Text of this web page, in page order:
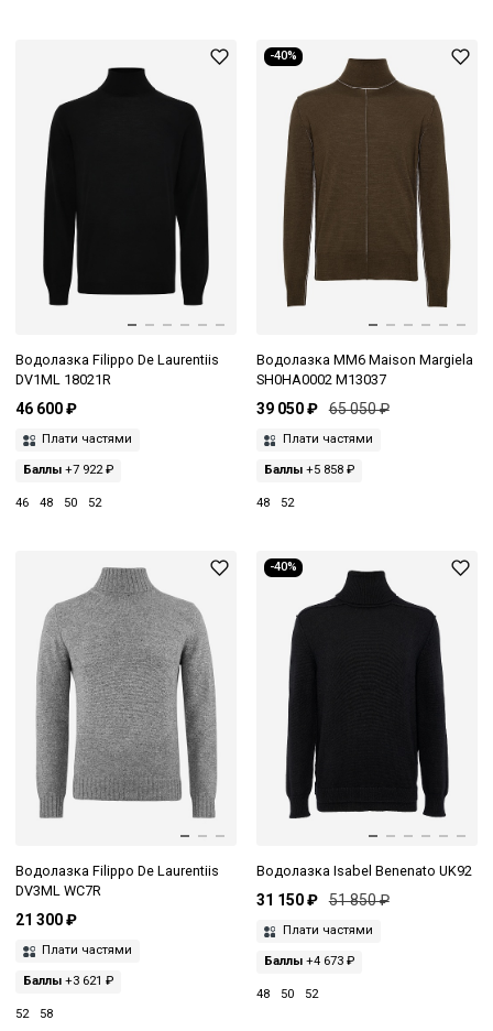
Водолазка Filippo De Laurentiis
DV1ML 18021R
46 600 ₽
Плати частями
Баллы +7 922 ₽
46 48 50 52
-40%
Водолазка MM6 Maison Margiela
SH0HA0002 M13037
39 050 ₽ 65 050 ₽
Плати частями
Баллы+5 858 ₽
48 52
Водолазка Filippo De Laurentiis
DV3ML WC7R
21 300 ₽
Плати частями
Баллы +3 621 ₽
52 58
-40%
Водолазка Isabel Benenato UK92
31 150 ₽ 51 850 ₽
Плати частями
Баллы+4 673 ₽
48 50 52